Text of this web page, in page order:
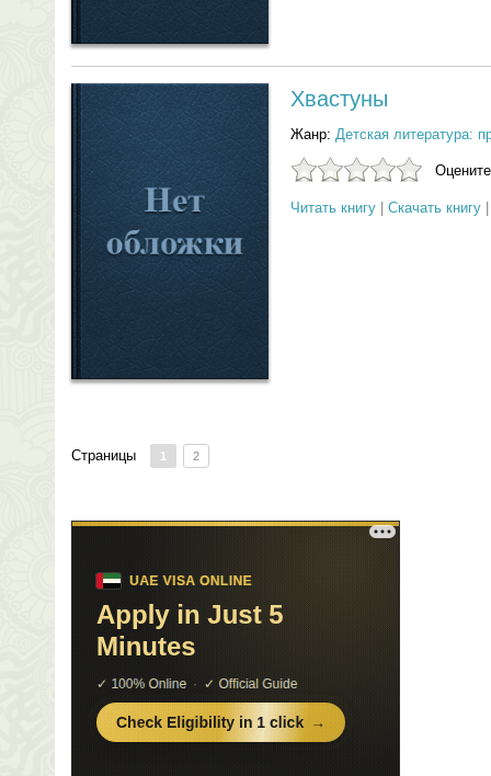
Хвастуны
Жанр: Детская литература:
Читать книгу Скачать книгу
Страницы 1 2